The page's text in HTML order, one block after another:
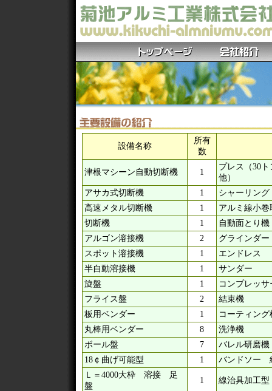
設備名称
所有
数
津根マシーン自動切断機 1
プレス（30
他）
アサカ式切断機
1
シャーリング
高速メタル切断機
1
アルミ線小巻
切断機
1
自動面とり機
アルゴン溶接機
2
グラインダー
スポット溶接機
1
エンドレス
半自動溶接機
1
サンダー
旋盤
1
コンプレッサ
フライス盤
2
結束機
板用ベンダー
1
コーティング
丸棒用ベンダー
8
洗浄機
ボール盤
7
バレル研磨機
18￠曲げ可能型
1
バンドソー
Ｌ＝4000大枠 溶接 足
盤
1 線治具加工型